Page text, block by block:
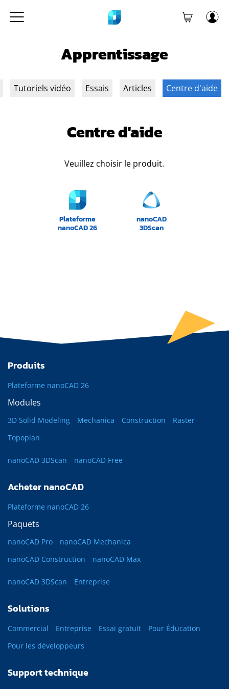
Apprentissage
Tutoriels vidéo Essais Articles Centre d'aide
Centre d'aide
Veuillez choisir le produit.
Plateforme
nanoCAD 26
nanoCAD
3DScan
Produits
Plateforme nanoCAD 26
Modules
3D Solid Modeling Mechanica Construction
Raster
Topoplan
nanoCAD 3DScan nanoCAD Free
Acheter nanoCAD
Plateforme nanoCAD 26
Paquets
nanoCAD Pro
nanoCAD Mechanica
nanoCAD Construction
nanoCAD Max
nanoCAD 3DScan Entreprise
Solutions
Commercial Entreprise Essai gratuit
Pour Éducation
Pour les développeurs
Support technique